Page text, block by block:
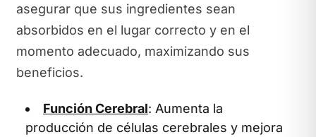
asegurar que sus ingredientes sean
absorbidos en el lugar correcto y en el
momento adecuado, maximizando sus
beneficios.
Función Cerebral: Aumenta la
producción de células cerebrales y mejora